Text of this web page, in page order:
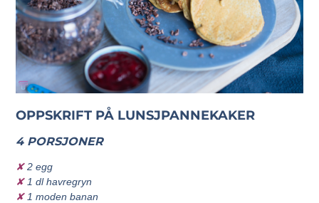
OPPSKRIFT PÅ LUNSJPANNEKAKER
4 PORSJONER
✘2 egg
✘1 dl havregryn
✘1 moden banan